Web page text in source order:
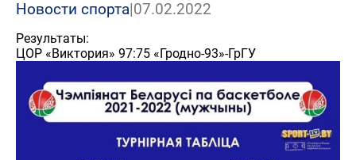
Новости спорта|07.02.2022
Результаты:
ЦОР «Виктория» 97:75 «Гродно-93»-ГрГУ